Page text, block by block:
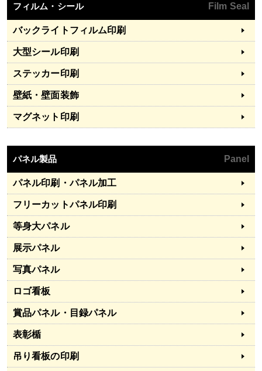
フィルム・シール Film Seal
バックライトフィルム印刷
大型シール印刷
ステッカー印刷
壁紙・壁面装飾
マグネット印刷
パネル製品 Panel
パネル印刷・パネル加工
フリーカットパネル印刷
等身大パネル
展示パネル
写真パネル
ロゴ看板
賞品パネル・目録パネル
表彰楯
吊り看板の印刷